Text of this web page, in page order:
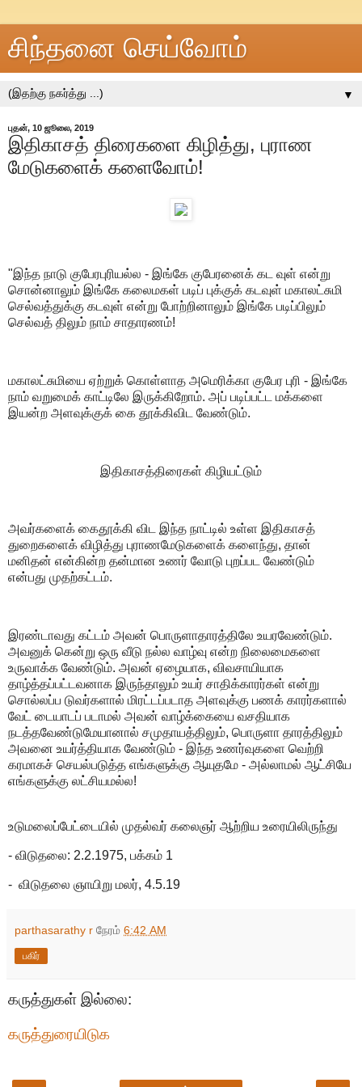
சிந்தனை செய்வோம்
▼
புதன், 10 ஜூலை, 2019
இதிகாசத் திரைகளை கிழித்து, புராண
மேடுகளைக் களைவோம்!
"இந்த நாடு குபேரபுரியல்ல - இங்கே குபேரனைக் கட வுள் என்று
சொன்னாலும் இங்கே கலைமகள் படிப் புக்குக் கடவுள் மகாலட்சுமி
செல்வத்துக்கு கடவுள் என்று போற்றினாலும் இங்கே படிப்பிலும்
செல்வத் திலும் நாம் சாதாரணம்!
மகாலட்சுமியை ஏற்றுக் கொள்ளாத அமெரிக்கா குபேர புரி - இங்கே
நாம் வறுமைக் காட்டிலே இருக்கிறோம். அப் படிப்பட்ட மக்களை
இயன்ற அளவுக்குக் கை தூக்கிவிட வேண்டும்.
இதிகாசத்திரைகள் கிழியட்டும்
அவர்களைக் கைதூக்கி விட இந்த நாட்டில் உள்ள இதிகாசத்
துறைகளைக் விழித்து புராணமேடுகளைக் களைந்து, தான்
மனிதன் என்கின்ற தன்மான உணர் வோடு புறப்பட வேண்டும்
என்பது முதற்கட்டம்.
இரண்டாவது கட்டம் அவன் பொருளாதாரத்திலே உயரவேண்டும்.
அவனுக் கென்று ஒரு வீடு நல்ல வாழ்வு என்ற நிலைமைகளை
உருவாக்க வேண்டும். அவன் ஏழையாக, விவசாயியாக
தாழ்த்தப்பட்டவனாக இருந்தாலும் உயர் சாதிக்காரர்கள் என்று
சொல்லப்ப டுவர்களால் மிரட்டப்படாத அளவுக்கு பணக் காரர்களால்
வேட் டையாடப் படாமல் அவன் வாழ்க்கையை வசதியாக
நடத்தவேண்டுமேயானால் சமுதாயத்திலும், பொருளா தாரத்திலும்
அவனை உயர்த்தியாக வேண்டும் - இந்த உணர்வுகளை வெற்றி
கரமாகச் செயல்படுத்த எங்களுக்கு ஆயுதமே - அல்லாமல் ஆட்சியே
எங்களுக்கு லட்சியமல்ல!
உடுமலைப்பேட்டையில் முதல்வர் கலைஞர் ஆற்றிய உரையிலிருந்து
- விடுதலை: 2.2.1975, பக்கம் 1
- விடுதலை ஞாயிறு மலர், 4.5.19
parthasarathy r நேரம் 6:42 AM
பகிர்
கருத்துகள் இல்லை:
கருத்துரையிடுக